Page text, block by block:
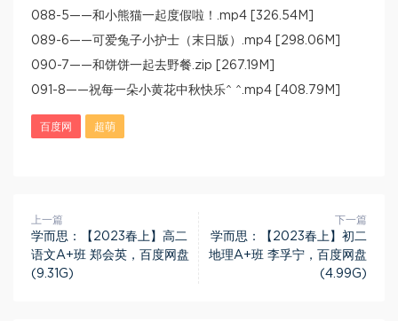
088-5——和小熊猫一起度假啦！.mp4 [326.54M]
089-6——可爱兔子小护士（末日版）.mp4 [298.06M]
090-7——和饼饼一起去野餐.zip [267.19M]
091-8——祝每一朵小黄花中秋快乐^ ^.mp4 [408.79M]
百度网 超萌
上一篇
学而思：【2023春上】高二
语文A+班 郑会英，百度网盘
(9.31G)
下一篇
学而思：【2023春上】初二
地理A+班 李孚宁，百度网盘
(4.99G)